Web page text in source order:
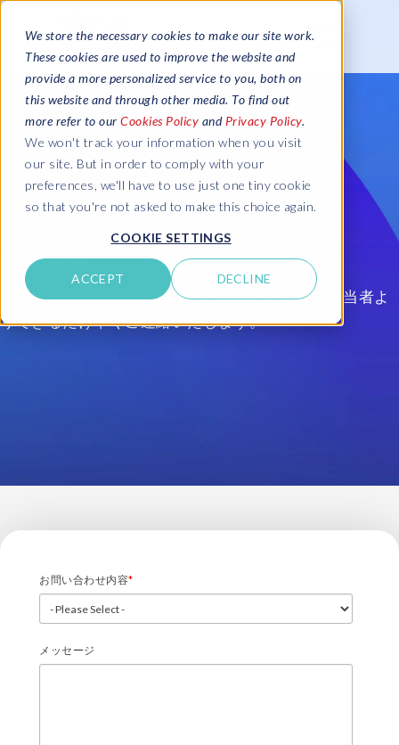
We store the necessary cookies to make our site work.
These cookies are used to improve the website and
provide a more personalized service to you, both on
this website and through other media. To find out
more refer to our Cookies Policy and Privacy Policy.
We won't track your information when you visit
our site. But in order to comply with your
preferences, we'll have to use just one tiny cookie
so that you're not asked to make this choice again.
COOKIE SETTINGS
ACCEPT DECLINE
連絡先
以下のフォームに必要事項をご入力ください。担当者よ
りできるだけ早くご連絡いたします。
お問い合わせ内容*
メッセージ